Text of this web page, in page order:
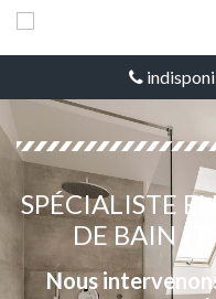
SPÉCIALISTE
DE BAIN
Nous